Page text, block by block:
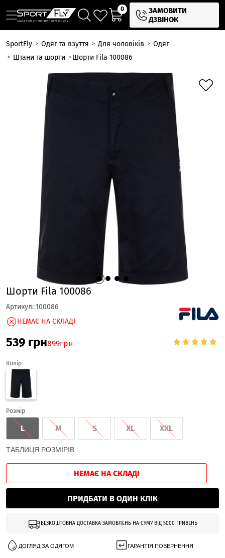
0
ЗАМОВИТИ
ДЗВІНОК
SportFly Одяг та взуття Для чоловіків
Одяг
Штани та шорти
Шорти Fila 100086
Шорти Fila 100086
Артикул: 100086
НЕМАЄ НА СКЛАДІ
539 грн899грн
Колір
Розмір
L M S XL XXL
ТАБЛИЦЯ РОЗМІРІВ
НЕМАЄ НА СКЛАДІ
ПРИДБАТИ В ОДИН КЛІК
БЕЗКОШТОВНА ДОСТАВКА ЗАМОВЛЕНЬ НА СУМУ ВІД 5000 ГРИВЕНЬ
ДОГЛЯД ЗА ОДЯГОМ ГАРАНТІЯ ПОВЕРНЕННЯ